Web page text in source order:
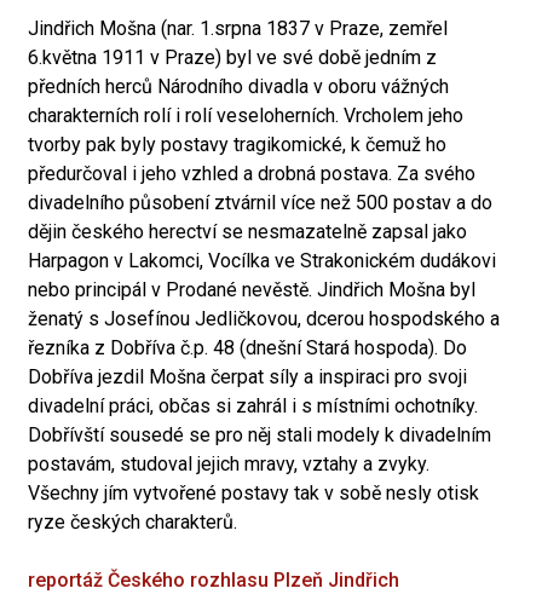
Jindřich Mošna (nar. 1.srpna 1837 v Praze, zemřel
6.května 1911 v Praze) byl ve své době jedním z
předních herců Národního divadla v oboru vážných
charakterních rolí i rolí veseloherních. Vrcholem jeho
tvorby pak byly postavy tragikomické, k čemuž ho
předurčoval i jeho vzhled a drobná postava. Za svého
divadelního působení ztvárnil více než 500 postav a do
dějin českého herectví se nesmazatelně zapsal jako
Harpagon v Lakomci, Vocílka ve Strakonickém dudákovi
nebo principál v Prodané nevěstě. Jindřich Mošna byl
ženatý s Josefínou Jedličkovou, dcerou hospodského a
řezníka z Dobříva č.p. 48 (dnešní Stará hospoda). Do
Dobříva jezdil Mošna čerpat síly a inspiraci pro svoji
divadelní práci, občas si zahrál i s místními ochotníky.
Dobřívští sousedé se pro něj stali modely k divadelním
postavám, studoval jejich mravy, vztahy a zvyky.
Všechny jím vytvořené postavy tak v sobě nesly otisk
ryze českých charakterů.
reportáž Českého rozhlasu Plzeň Jindřich